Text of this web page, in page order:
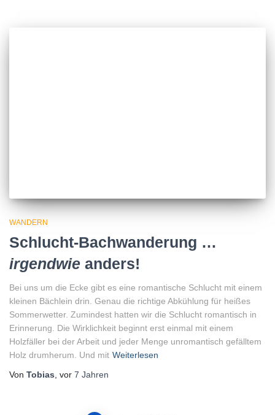
WANDERN
Schlucht-Bachwanderung …
irgendwie anders!
Bei uns um die Ecke gibt es eine romantische Schlucht mit einem
kleinen Bächlein drin. Genau die richtige Abkühlung für heißes
Sommerwetter. Zumindest hatten wir die Schlucht romantisch in
Erinnerung. Die Wirklichkeit beginnt erst einmal mit einem
Holzfäller bei der Arbeit und jeder Menge unromantisch gefälltem
Holz drumherum. Und mit Weiterlesen
Von Tobias , vor 7 Jahren